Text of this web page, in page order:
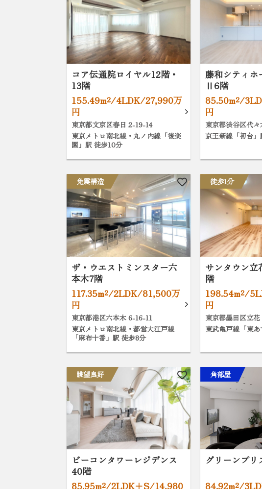
コア伝通院ロイヤル12階・
13階
155.49m²/4LDK/27,990万
円
東京都文京区春日 2-19-14
東京メトロ南北線・丸ノ内線「後楽
園」駅 徒歩10分
藤和シティホ
Ⅱ6階
85.50m²/
円
東京都渋谷区代
京王新線「初台
免震構造
ザ・ウエストミンスター六
本木7階
117.35m²/2LDK/81,500万
円
東京都港区六本木 6-16-11
東京メトロ南北線・都営大江戸線
「麻布十番」駅 徒歩8分
徒歩1分
サンタウン立
階
198.54m²/
円
東京都墨田区立花
東武亀戸線「東
眺望良好
ビーコンタワーレジデンス
40階
85.95m²/2LDK+S/14,980
角部屋
グリーンプ
84.92m²/